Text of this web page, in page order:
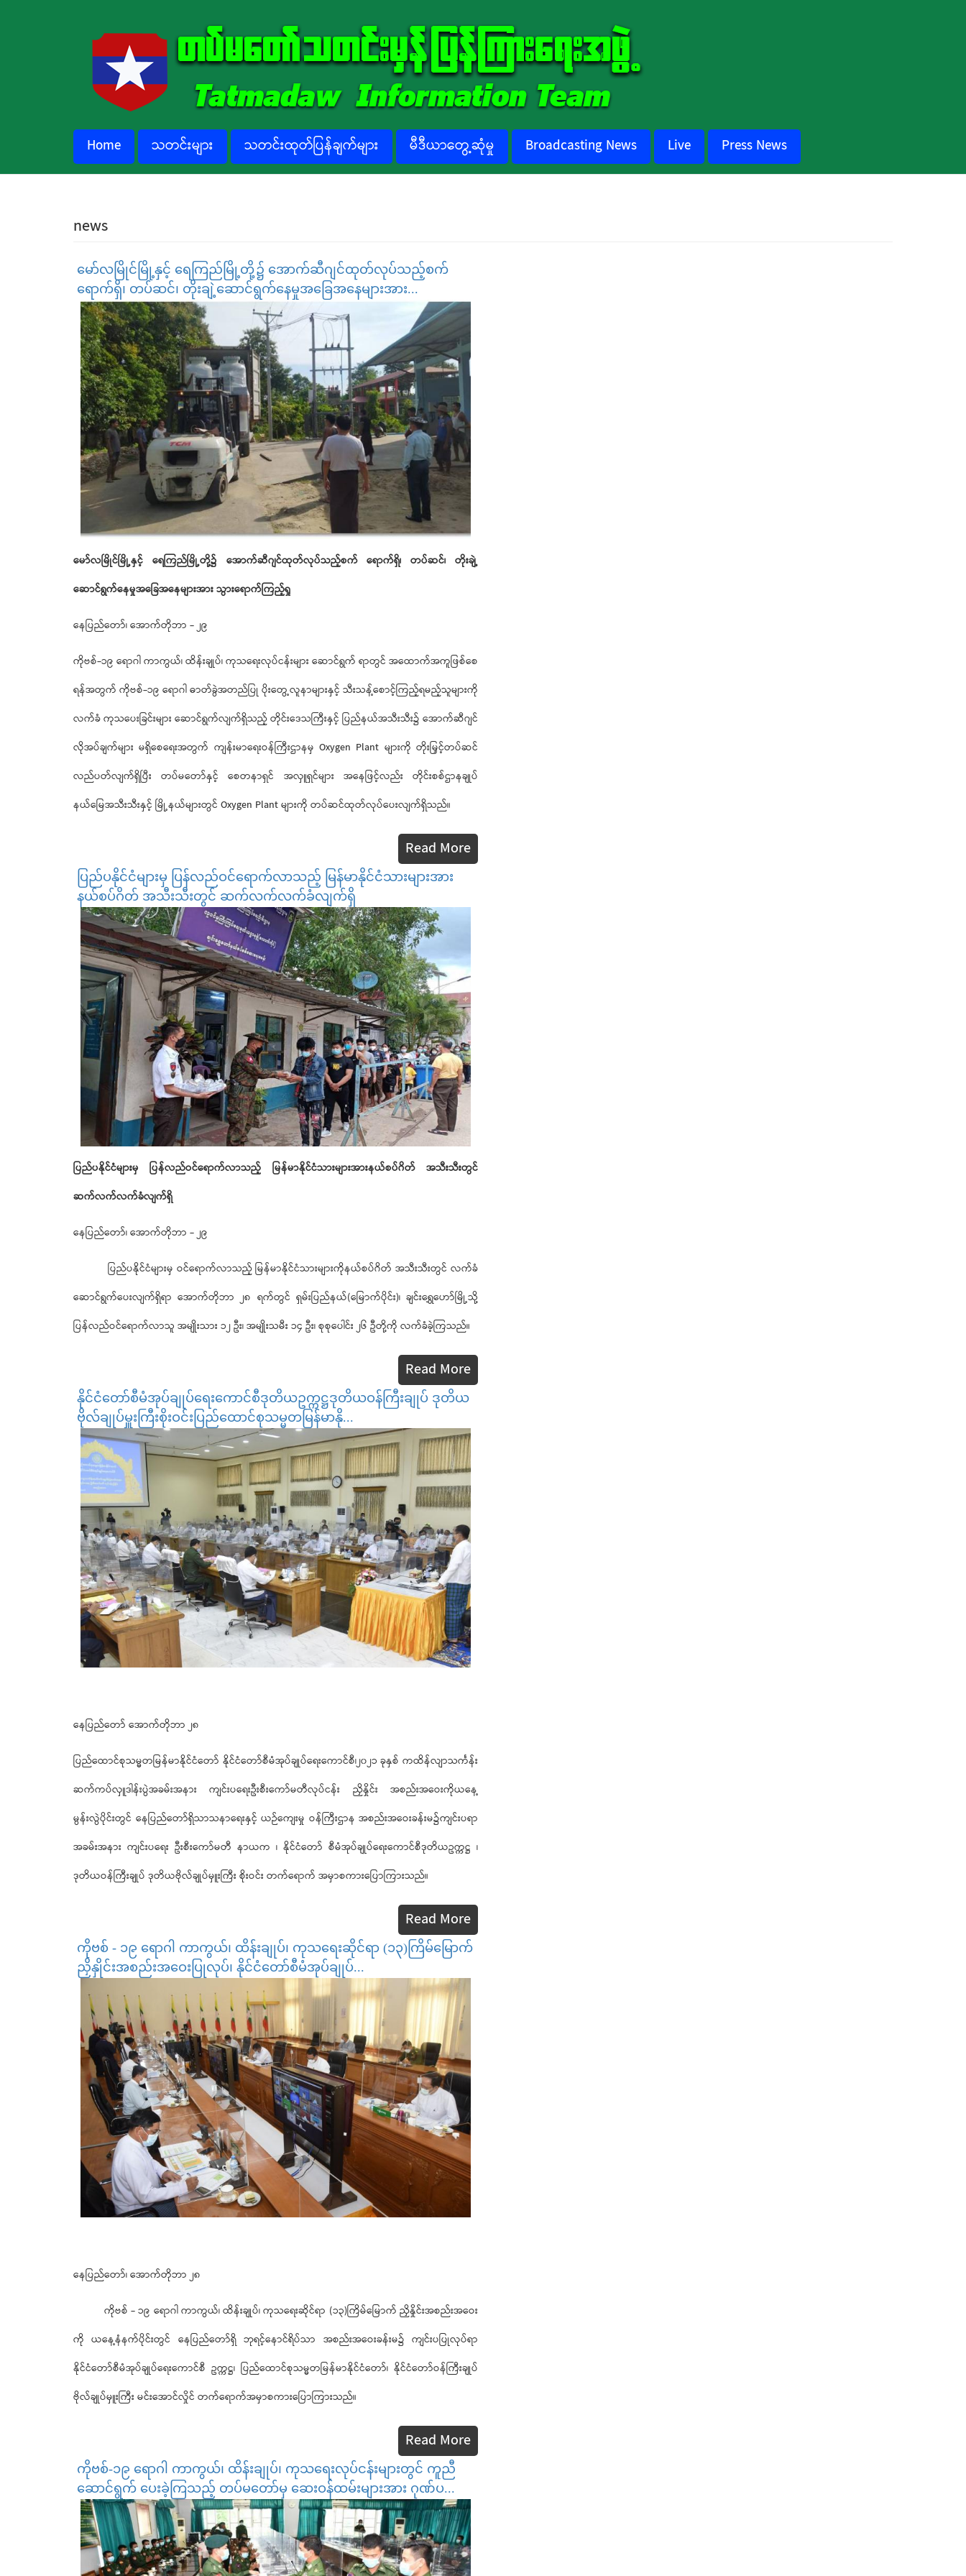
Home သတင်းများ သတင်းထုတ်ပြန်ချက်များ မီဒီယာတွေ့ဆုံမှု Broadcasting News Live Press News
news
မော်လမြိုင်မြို့နှင့် ရေကြည်မြို့တို့၌ အောက်ဆီဂျင်ထုတ်လုပ်သည့်စက်
ရောက်ရှိ၊ တပ်ဆင်၊ တိုးချဲ့ဆောင်ရွက်နေမှုအခြေအနေများအား...
မော်လမြိုင်မြို့နှင့် ရေကြည်မြို့တို့၌ အောက်ဆီဂျင်ထုတ်လုပ်သည့်စက် ရောက်ရှိ၊ တပ်ဆင်၊ တိုးချဲ့
ဆောင်ရွက်နေမှုအခြေအနေများအား သွားရောက်ကြည့်ရှု
နေပြည်တော်၊ အောက်တိုဘာ - ၂၉
ကိုဗစ်-၁၉ ရောဂါ ကာကွယ်၊ ထိန်းချုပ်၊ ကုသရေးလုပ်ငန်းများ ဆောင်ရွက် ရာတွင် အထောက်အကူဖြစ်စေ
ရန်အတွက် ကိုဗစ်-၁၉ ရောဂါ ဓာတ်ခွဲအတည်ပြု ပိုးတွေ့လူနာများနှင့် သီးသန့်စောင့်ကြည့်ရမည့်သူများကို
လက်ခံ ကုသပေးခြင်းများ ဆောင်ရွက်လျက်ရှိသည့် တိုင်းဒေသကြီးနှင့် ပြည်နယ်အသီးသီး၌ အောက်ဆီဂျင်
လိုအပ်ချက်များ မရှိစေရေးအတွက် ကျန်းမာရေးဝန်ကြီးဌာနမှ Oxygen Plant များကို တိုးမြှင့်တပ်ဆင်
လည်ပတ်လျက်ရှိပြီး တပ်မတော်နှင့် စေတနာရှင် အလှူရှင်များ အနေဖြင့်လည်း တိုင်းစစ်ဌာနချုပ်
နယ်မြေအသီးသီးနှင့် မြို့နယ်များတွင် Oxygen Plant များကို တပ်ဆင်ထုတ်လုပ်ပေးလျက်ရှိသည်။
Read More
ပြည်ပနိုင်ငံများမှ ပြန်လည်ဝင်ရောက်လာသည့် မြန်မာနိုင်ငံသားများအား
နယ်စပ်ဂိတ် အသီးသီးတွင် ဆက်လက်လက်ခံလျက်ရှိ
ပြည်ပနိုင်ငံများမှ ပြန်လည်ဝင်ရောက်လာသည့် မြန်မာနိုင်ငံသားများအားနယ်စပ်ဂိတ်
အသီးသီးတွင်
ဆက်လက်လက်ခံလျက်ရှိ
နေပြည်တော်၊ အောက်တိုဘာ - ၂၉
ပြည်ပနိုင်ငံများမှ ဝင်ရောက်လာသည့် မြန်မာနိုင်ငံသားများကိုနယ်စပ်ဂိတ် အသီးသီးတွင် လက်ခံ
ဆောင်ရွက်ပေးလျက်ရှိရာ အောက်တိုဘာ ၂၈ ရက်တွင် ရှမ်းပြည်နယ်(မြောက်ပိုင်း)၊ ချင်းရွှေဟော်မြို့သို့
ပြန်လည်ဝင်ရောက်လာသူ အမျိုးသား ၁၂ ဦး၊ အမျိုးသမီး ၁၄ ဦး၊ စုစုပေါင်း ၂၆ ဦတို့ကို လက်ခံခဲ့ကြသည်။
Read More
နိုင်ငံတော်စီမံအုပ်ချုပ်ရေးကောင်စီဒုတိယဥက္ကဋ္ဌဒုတိယဝန်ကြီးချုပ် ဒုတိယ
ဗိုလ်ချုပ်မှူးကြီးစိုးဝင်းပြည်ထောင်စုသမ္မတမြန်မာနို...
နေပြည်တော် အောက်တိုဘာ ၂၈
ပြည်ထောင်စုသမ္မတမြန်မာနိုင်ငံတော် နိုင်ငံတော်စီမံအုပ်ချုပ်ရေးကောင်စီ၊၂၀၂၁ ခုနှစ် ကထိန်လျာသင်္ကန်း
ဆက်ကပ်လှူဒါန်းပွဲအခမ်းအနား ကျင်းပရေးဦးစီးကော်မတီလုပ်ငန်း ညှိနှိုင်း အစည်းအဝေးကိုယနေ့
မွန်းလွဲပိုင်းတွင် နေပြည်တော်ရှိသာသနာရေးနှင့် ယဉ်ကျေးမှု ဝန်ကြီးဌာန အစည်းအဝေးခန်းမ၌ကျင်းပရာ
အခမ်းအနား ကျင်းပရေး ဦးစီးကော်မတီ နာယက ၊ နိုင်ငံတော် စီမံအုပ်ချုပ်ရေးကောင်စီဒုတိယဥက္ကဋ္ဌ ၊
ဒုတိယဝန်ကြီးချုပ် ဒုတိယဗိုလ်ချုပ်မှူးကြီး စိုးဝင်း တက်ရောက် အမှာစကားပြောကြားသည်။
Read More
ကိုဗစ် - ၁၉ ရောဂါ ကာကွယ်၊ ထိန်းချုပ်၊ ကုသရေးဆိုင်ရာ (၁၃)ကြိမ်မြောက်
ညှိနှိုင်းအစည်းအဝေးပြုလုပ်၊ နိုင်ငံတော်စီမံအုပ်ချုပ်...
နေပြည်တော်၊ အောက်တိုဘာ ၂၈
ကိုဗစ် - ၁၉ ရောဂါ ကာကွယ်၊ ထိန်းချုပ်၊ ကုသရေးဆိုင်ရာ (၁၃)ကြိမ်မြောက် ညှိနှိုင်းအစည်းအဝေး
ကို ယနေ့နံနက်ပိုင်းတွင် နေပြည်တော်ရှိ ဘုရင့်နောင်ရိပ်သာ အစည်းအဝေးခန်းမ၌ ကျင်းပပြုလုပ်ရာ
နိုင်ငံတော်စီမံအုပ်ချုပ်ရေးကောင်စီ ဥက္ကဋ္ဌ၊ ပြည်ထောင်စုသမ္မတမြန်မာနိုင်ငံတော်၊ နိုင်ငံတော်ဝန်ကြီးချုပ်
ဗိုလ်ချုပ်မှူးကြီး မင်းအောင်လှိုင် တက်ရောက်အမှာစကားပြောကြားသည်။
Read More
ကိုဗစ်-၁၉ ရောဂါ ကာကွယ်၊ ထိန်းချုပ်၊ ကုသရေးလုပ်ငန်းများတွင် ကူညီ
ဆောင်ရွက် ပေးခဲ့ကြသည့် တပ်မတော်မှ ဆေးဝန်ထမ်းများအား ဂုဏ်ပ...